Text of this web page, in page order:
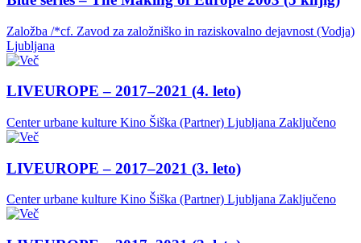
Založba /*cf. Zavod za založniško in raziskovalno dejavnost (Vodja)
Ljubljana
LIVEUROPE – 2017–2021 (4. leto)
Center urbane kulture Kino Šiška (Partner) Ljubljana Zaključeno
LIVEUROPE – 2017–2021 (3. leto)
Center urbane kulture Kino Šiška (Partner) Ljubljana Zaključeno